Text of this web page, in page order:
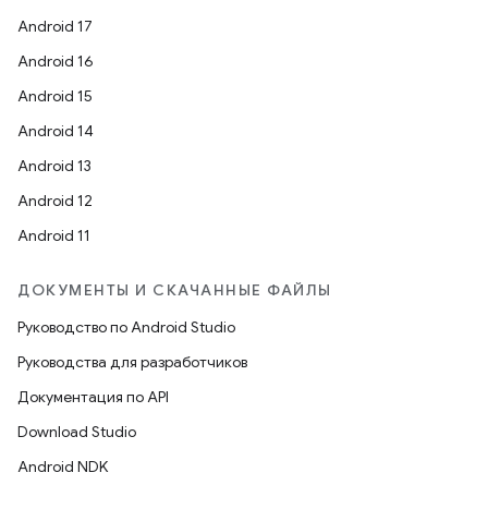
Android 17
Android 16
Android 15
Android 14
Android 13
Android 12
Android 11
ДОКУМЕНТЫ И СКАЧАННЫЕ ФАЙЛЫ
Руководство по Android Studio
Руководства для разработчиков
Документация по API
Download Studio
Android NDK